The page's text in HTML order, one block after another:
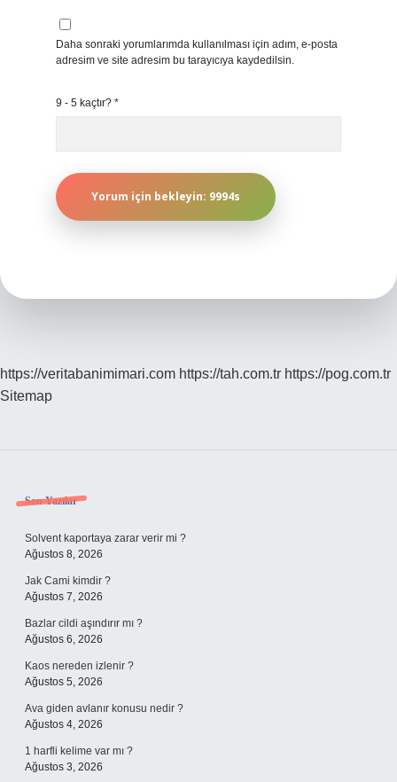
Daha sonraki yorumlarımda kullanılması için adım, e-posta
adresim ve site adresim bu tarayıcıya kaydedilsin.
9 - 5 kaçtır? *
https://veritabanimimari.com https://tah.com.tr https://pog.com.tr
Sitemap
Sidebar
Son Yazılar
Solvent kaportaya zarar verir mi ?
Ağustos 8, 2026
Jak Cami kimdir ?
Ağustos 7, 2026
Bazlar cildi aşındırır mı ?
Ağustos 6, 2026
Kaos nereden izlenir ?
Ağustos 5, 2026
Ava giden avlanır konusu nedir ?
Ağustos 4, 2026
1 harfli kelime var mı ?
Ağustos 3, 2026